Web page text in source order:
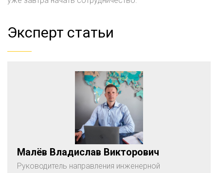
Эксперт статьи
Малёв Владислав Викторович
Руководитель направления инженерной